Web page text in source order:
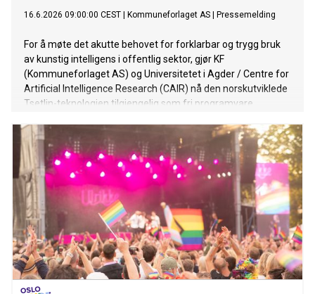
16.6.2026 09:00:00 CEST Kommuneforlaget AS Pressemelding
For å møte det akutte behovet for forklarbar og trygg bruk
av kunstig intelligens i offentlig sektor, gjør KF
(Kommuneforlaget AS) og Universitetet i Agder / Centre for
Artificial Intelligence Research (CAIR) nå den norskutviklede
Tsetlin-teknologien tilgjengelig som fri programvare.